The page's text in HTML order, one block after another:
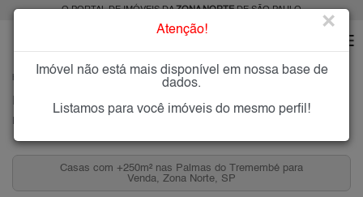
O PORTAL DE IMÓVEIS DAZONA NORTEDE SÃO PAULO
PALMAS DO TREMEMBÉ
Casas com +250m² nas Palmas do Tremembé para
Venda, Zona Norte, SP
Atenção! ×
Imóvel não está mais disponível em nossa base de
dados.
Listamos para você imóveis do mesmo perfil!